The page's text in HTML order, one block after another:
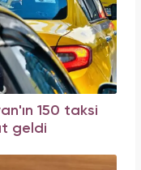
150 taksi
geldi